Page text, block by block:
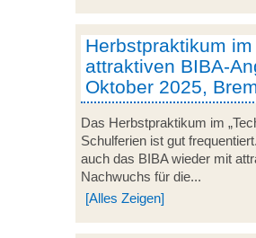
Herbstpraktikum
attraktiven BIBA-
Oktober 2025,
Das Herbstpraktikum im
Schulferien ist gut
auch das BIBA wieder mit
Nachwuchs für die...
[Alles Zeigen]